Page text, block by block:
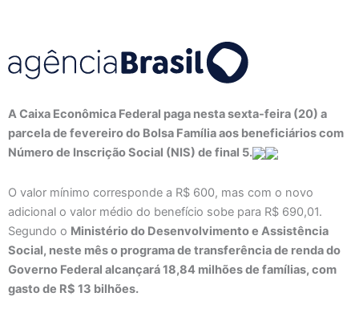
A Caixa Econômica Federal paga nesta sexta-feira (20) a
parcela de fevereiro do Bolsa Família aos beneficiários com
Número de Inscrição Social (NIS) de final 5.
O valor mínimo corresponde a R$ 600, mas com o novo
adicional o valor médio do benefício sobe para R$ 690,01.
Segundo o Ministério do Desenvolvimento e Assistência
Social, neste mês o programa de transferência de renda do
Governo Federal alcançará 18,84 milhões de famílias, com
gasto de R$ 13 bilhões.